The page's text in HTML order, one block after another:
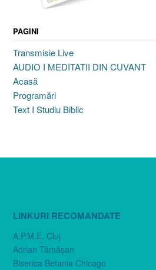
PAGINI
Transmisie Live
AUDIO I MEDITATII DIN CUVANT
Acasă
Programări
Text I Studiu Biblic
LINKURI RECOMANDATE
A.P.M.E. Cluj
Adrian Tămăşan
Biserica Betania Chicago